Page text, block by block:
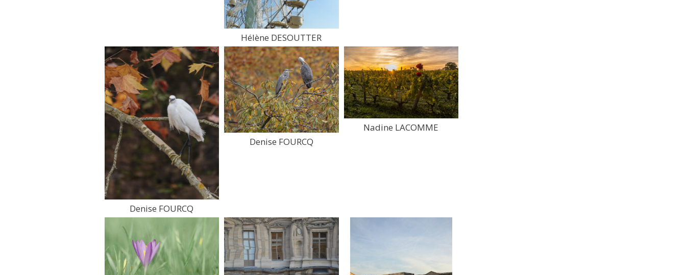
Hélène DESOUTTER
Denise FOURCQ
Denise FOURCQ
Nadine LACOMME